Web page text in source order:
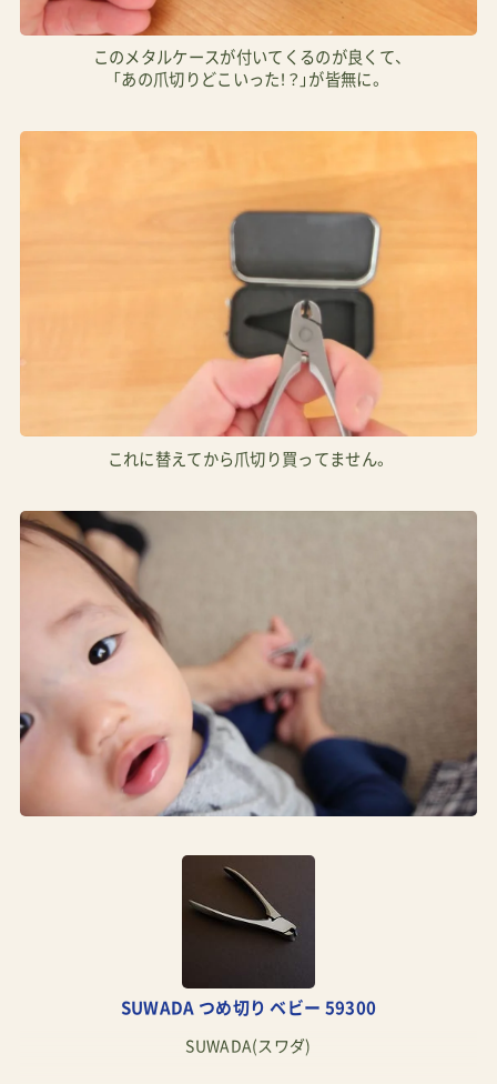
このメタルケースが付いてくるのが良くて、
「あの爪切りどこいった！？」が皆無に。
これに替えてから爪切り買ってません。
SUWADA つめ切り ベビー 59300
SUWADA(スワダ)